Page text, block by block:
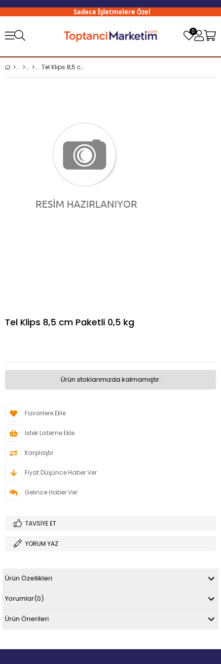
Sadece İşletmelere Özel
0
Tel Klips 8,5 cm Paketli 0,5 kg
Tel Klips 8,5 cm Paketli 0,5 kg
Ürün stoklarımızda kalmamıştır.
Favorilere Ekle
İstek Listeme Ekle
Karşılaştır
Fiyat Düşünce Haber Ver
Gelince Haber Ver
TAVSIYE ET
YORUM YAZ
Ürün Özellikleri
Yorumlar(0)
Ürün Önerileri